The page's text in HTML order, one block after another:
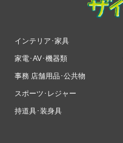
インテリア･家具
家電･AV･機器類
事務 店舗用品･公共物
スポーツ･レジャー
持道具･装身具